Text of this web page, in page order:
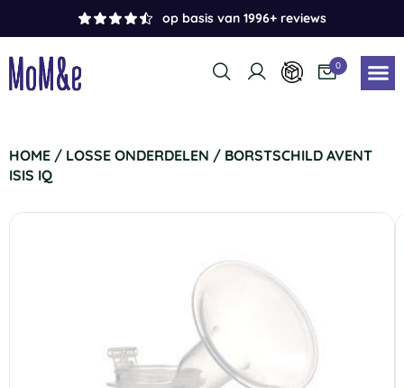
op basis van 1996+ reviews
0
HOME / LOSSE ONDERDELEN / BORSTSCHILD AVENT
ISIS IQ